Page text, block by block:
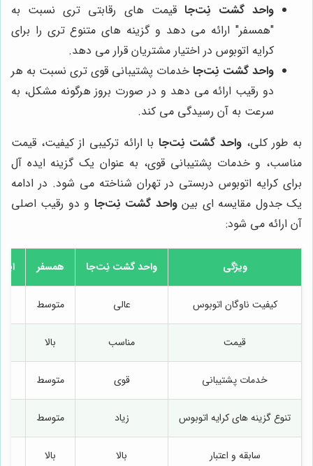
واحد گشت نِت‌جا قیمت های رقابتی تری نسبت به
"همسفر" ارائه می دهد و گزینه های متنوع تری را برای
کرایه اتوبوس در اختیار مشتریان قرار می دهد.
واحد گشت نِت‌جا خدمات پشتیبانی قوی تری نسبت به هر
دو رقیب ارائه می دهد و در صورت بروز هرگونه مشکل، به
سرعت به آن رسیدگی می کند.
به طور کلی، واحد گشت نِت‌جا با ارائه ترکیبی از کیفیت، قیمت
مناسب، و خدمات پشتیبانی قوی، به عنوان یک گزینه ایده آل
برای کرایه اتوبوس دربستی در تهران شناخته می شود. در ادامه
یک جدول مقایسه ای بینواحد گشت نِت‌جا و دو رقیب اصلی
آن ارائه می شود:
ویژگی واحد گشت نِت‌جا همسفر
کیفیت ناوگان اتوبوس عالی متوسط
قیمت مناسب بالا
خدمات پشتیبانی قوی متوسط
تنوع گزینه های کرایه اتوبوس زیاد متوسط
سابقه و اعتبار بالا بالا